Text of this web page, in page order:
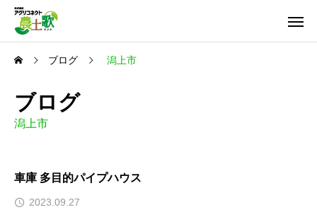
ブログ 潟上市
ブログ
潟上市
車庫 多目的パイプハウス
2023.09.27